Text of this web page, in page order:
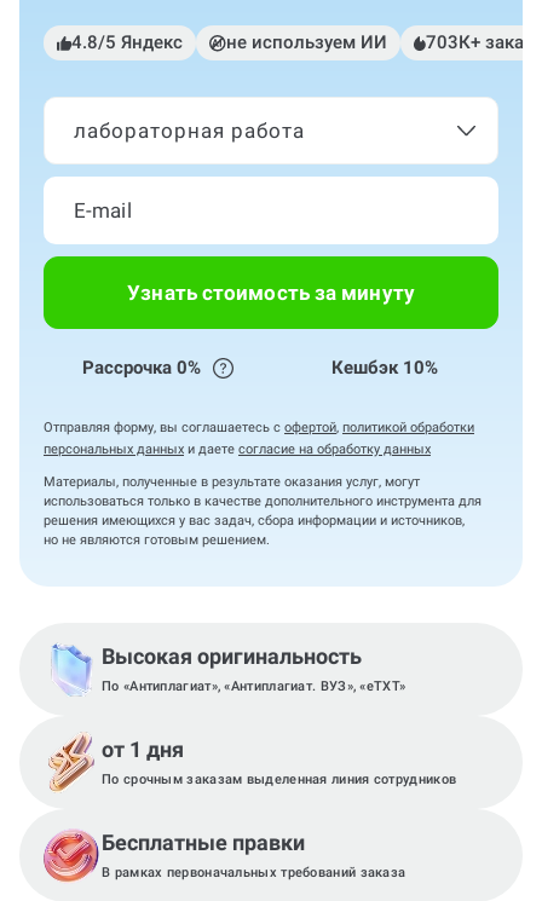
4.8/5 Яндекс не используем ИИ 703К+
лабораторная работа
Узнать стоимость за минуту
Рассрочка 0% Кешбэк 10%
Отправляя форму, вы соглашаетесь с офертой, политикой обработки
персональных данных и даете согласие на обработку данных
Материалы, полученные в результате оказания услуг, могут
использоваться только в качестве дополнительного инструмента для
решения имеющихся у вас задач, сбора информации и источников,
но не являются готовым решением.
Высокая оригинальность
По «Антиплагиат», «Антиплагиат. ВУЗ», «eTXT»
от 1 дня
По срочным заказам выделенная линия сотрудников
Бесплатные правки
В рамках первоначальных требований заказа